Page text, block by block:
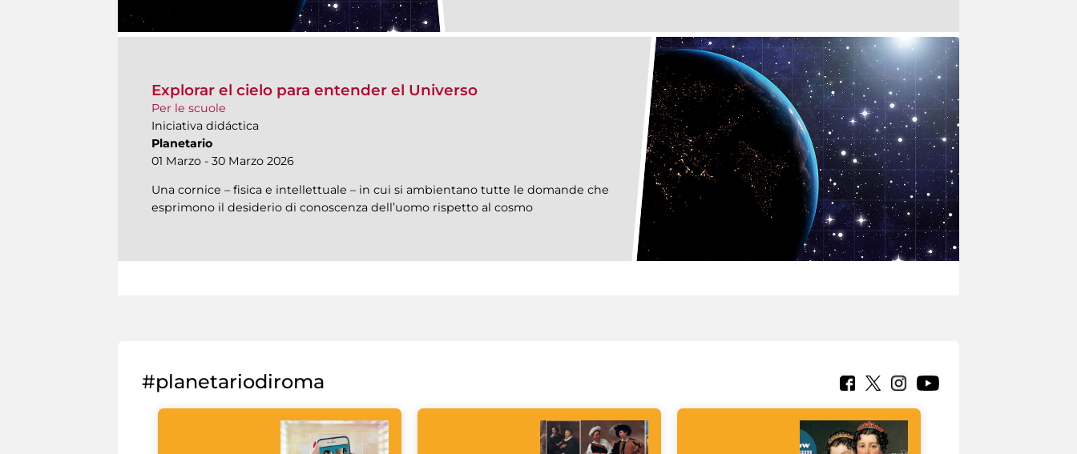
Explorar el cielo para entender el Universo
Per le scuole
Iniciativa didáctica
Planetario
01 Marzo - 30 Marzo 2026
Una cornice – fisica e intellettuale – in cui si ambientano tutte le domande che
esprimono il desiderio di conoscenza dell’uomo rispetto al cosmo
#planetariodiroma